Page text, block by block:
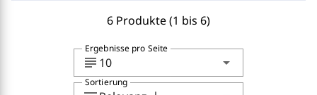
6 Produkte (1 bis 6)
subject 10 arrow_drop_down
Ergebnisse pro Seite
Sortierung